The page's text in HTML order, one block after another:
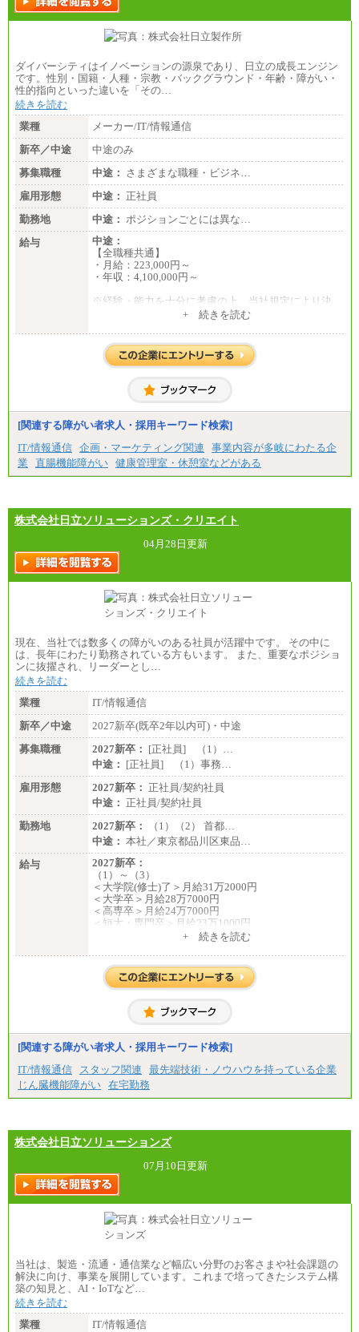
●基幹職（地域限定社員）
・大学・院卒／月給185,000 円～219,000 円 ※勤務地
〈東京・神奈川〉219,000 円
〈大阪・兵庫〉209,000 円
〈愛知〉194,500 円 〈福岡〉1
・専門・短大卒／月給185,000 円～210,000 円 ※勤務
地により異なる。
〈東京・神奈川〉210,000 円
〈大阪・兵庫〉200,000 円
〈愛知〉194,500 円 〈福
岡〉185,000円
※基本給のみ（地域手当なし）
※試用期間中も給与変更なし
中途：
【阪急交通社】
◆正社員/総合職
月給250,000円～(※1)、247,000円～(※2)、242,000円
～(※3)、239,000円～(※4)、237,000円～（※5）
・月給は一律地域手当を含んだ金額を表示
（※1…36,000円、※2…33,000円、※3…28,000円、
※4…25,000円、※5…23,000円）
◆正社員/基幹職
〈東京・神奈川〉月給219,000 円～ 〈大阪・兵庫〉
〈愛知〉月給194,500 円～ 〈福岡〉月給185,000 円～
・試用期間中も給与変更なし
月給187,500円～(※1)、184,000円～(※2)、180,500円
～(※3)、170,500～(※4)、168,000円～（※5）
※3…愛知県、静岡県
※4…北海道、宮城県、栃木県、群馬県、長野県、新
香川県、福岡県
※5…青森県、鳥取県、島根県、愛媛県、高知県、大
分県、長崎県、熊本県、宮崎県、鹿児島県、沖縄
県、福島県、山形県
◆パート・アルバイト
時給制：最低時給額 1,050円～ ※勤務地により異な
【エアサーブ】
月給223,000円～
ダイバーシティはイノベーションの源泉であり、日立の成長エンジン
です。性別・国籍・人種・宗教・バックグラウンド・年齢・障がい・
性的指向といった違いを「その…
続きを読む
業種
メーカー/IT/情報通信
新卒／中途
中途のみ
募集職種
中途： さまざまな職種・ビジネ…
雇用形態
中途： 正社員
勤務地
中途： ポジションごとには異な…
給与
中途：
【全職種共通】
・月給：223,000円～
・年収：4,100,000円～
※経験・能力を十分に考慮の上、当社規定により決
+ 続きを読む
[関連する障がい者求人・採用キーワード検索]
IT/情報通信 企画・マーケティング関連
事業内容が多岐にわたる企
業
直腸機能障がい 健康管理室・休憩室などがある
株式会社日立ソリューションズ・クリエイト
04月28日更新
現在、当社では数多くの障がいのある社員が活躍中です。 その中に
は、長年にわたり勤務されている方もいます。 また、重要なポジショ
ンに抜擢され、リーダーとし…
続きを読む
業種
IT/情報通信
新卒／中途
2027新卒(既卒2年以内可)・中途
募集職種
2027新卒： [正社員] （1）…
中途： [正社員] （1）事務…
雇用形態
2027新卒： 正社員/契約社員
中途： 正社員/契約社員
勤務地
2027新卒：
（1）（2） 首都…
中途： 本社／東京都品川区東品…
給与
2027新卒：
（1）～（3）
＜大学院(修士)了＞月給31万2000円
＜大学卒＞月給28万7000円
＜高専卒＞月給24万7000円
＜短大・専門卒＞月給23万1000円
※上記を下限として勤務地エリアにより異なる
※試用期間中も給与に変更はございません
月給17万7000円
理論年収212万4000円（月給17万7000円×12カ月）
中途：
（1）
月給22万3000円～
想定年収410万円～
※試用期間中の給与に変更はございません。
月給17万7000円
理論年収212万4000円（月給17万7000円×12カ月）
+ 続きを読む
[関連する障がい者求人・採用キーワード検索]
IT/情報通信
スタッフ関連
最先端技術・ノウハウを持っている企業
じん臓機能障がい 在宅勤務
株式会社日立ソリューションズ
07月10日更新
当社は、製造・流通・通信業など幅広い分野のお客さまや社会課題の
解決に向け、事業を展開しています。これまで培ってきたシステム構
築の知見と、AI・IoTなど…
続きを読む
業種
IT/情報通信